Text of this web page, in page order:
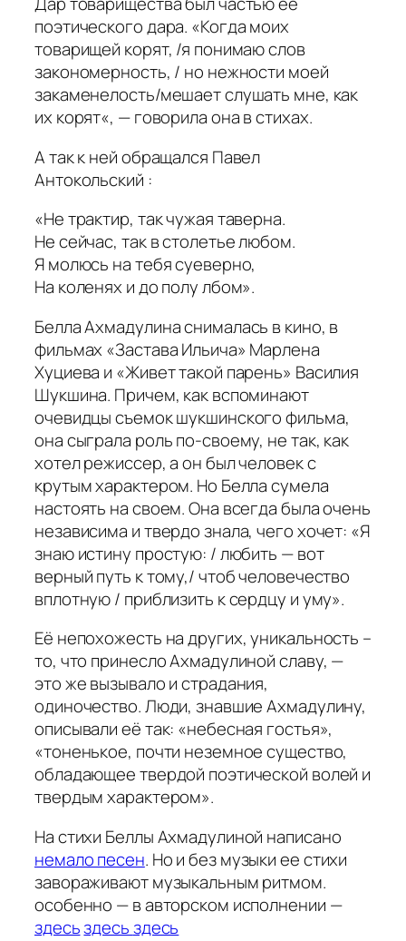
поэтического дара. «Когда моих
товарищей корят, /я понимаю слов
закономерность, / но нежности моей
закаменелость/мешает слушать мне, как
их корят«, — говорила она в стихах.
А так к ней обращался Павел
Антокольский :
«Не трактир, так чужая таверна.
Не сейчас, так в столетье любом.
Я молюсь на тебя суеверно,
На коленях и до полу лбом».
Белла Ахмадулина снималась в кино, в
фильмах «Застава Ильича» Марлена
Хуциева и «Живет такой парень» Василия
Шукшина. Причем, как вспоминают
очевидцы съемок шукшинского фильма,
она сыграла роль по-своему, не так, как
хотел режиссер, а он был человек с
крутым характером. Но Белла сумела
настоять на своем. Она всегда была очень
независима и твердо знала, чего хочет: «Я
знаю истину простую: / любить — вот
верный путь к тому,/ чтоб человечество
вплотную / приблизить к сердцу и уму».
Её непохожесть на других, уникальность –
то, что принесло Ахмадулиной славу, —
это же вызывало и страдания,
одиночество. Люди, знавшие Ахмадулину,
описывали её так: «небесная гостья»,
«тоненькое, почти неземное существо,
обладающее твердой поэтической волей и
твердым характером».
На стихи Беллы Ахмадулиной написано
немало песен. Но и без музыки ее стихи
завораживают музыкальным ритмом.
особенно — в авторском исполнении —
здесьздесьздесь